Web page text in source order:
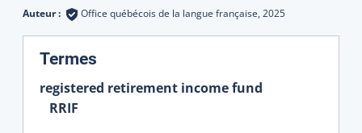
Auteur : Office québécois de la langue française, 2025
Termes
registered retirement income fund
RRIF